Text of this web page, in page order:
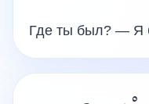
Где ты был? — Я